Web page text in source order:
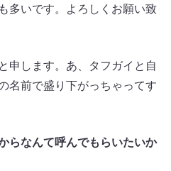
多いです。よろしくお願い致
申します。あ、タフガイと自
前で盛り下がっちゃってす
なんて呼んでもらいたいか